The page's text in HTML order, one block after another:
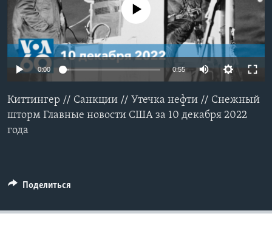
Learning English
СОЦИАЛЬНЫЕ СЕТИ
Языки
No media source currently available
0:00 0:55
Киттингер // Санкции // Утечка нефти // Снежный
шторм Главные новости США за 10 декабря 2022
года
Поделиться